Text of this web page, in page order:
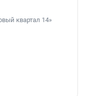
квартал 14»